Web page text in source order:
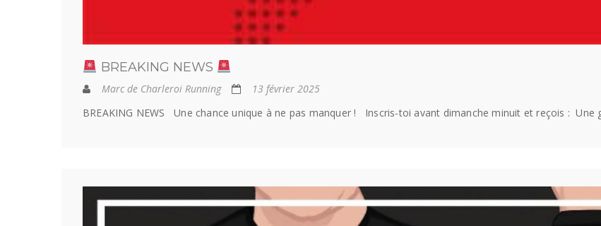
BREAKING NEWS
Marc de Charleroi Running
13 février 2025
BREAKING NEWS Une chance unique à ne pas manquer ! Inscris-toi avant dimanche minuit et reçois : Une